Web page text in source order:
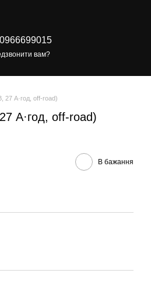
вам?
27 А·год, off-road)
А·год, off-road)
В бажання